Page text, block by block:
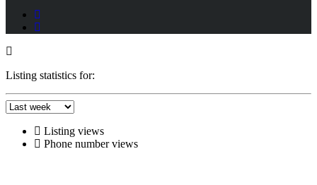
Listing statistics for:
Listing views
Phone number views